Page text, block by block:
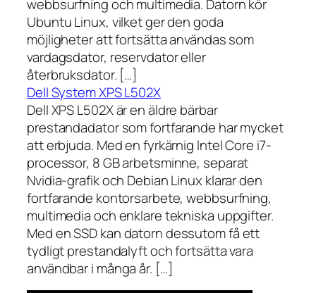
webbsurfning och multimedia. Datorn kör
Ubuntu Linux, vilket ger den goda
möjligheter att fortsätta användas som
vardagsdator, reservdator eller
återbruksdator. […]
Dell System XPS L502X
Dell XPS L502X är en äldre bärbar
prestandadator som fortfarande har mycket
att erbjuda. Med en fyrkärnig Intel Core i7-
processor, 8 GB arbetsminne, separat
Nvidia-grafik och Debian Linux klarar den
fortfarande kontorsarbete, webbsurfning,
multimedia och enklare tekniska uppgifter.
Med en SSD kan datorn dessutom få ett
tydligt prestandalyft och fortsätta vara
användbar i många år. […]